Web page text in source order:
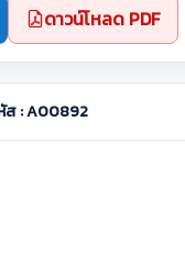
ดาวน์โหลด PDF
ส : A00892